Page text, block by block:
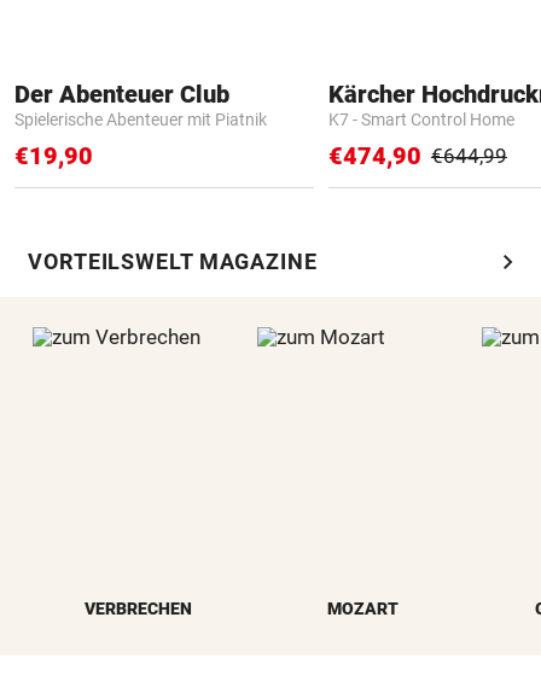
Der Abenteuer Club
Spielerische Abenteuer mit Piatnik
€19,90
Kärcher
K7 - Smart Control Home
€474,90 €644,99
VORTEILSWELT MAGAZINE chevron_right
VERBRECHEN MOZART